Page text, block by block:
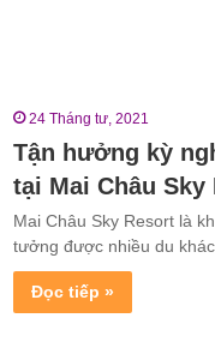
24 Tháng tư, 2021
Tận hưởng kỳ
tại Mai Châu Sky
Mai Châu Sky Resort là
tưởng được nhiều du
Đọc tiếp »